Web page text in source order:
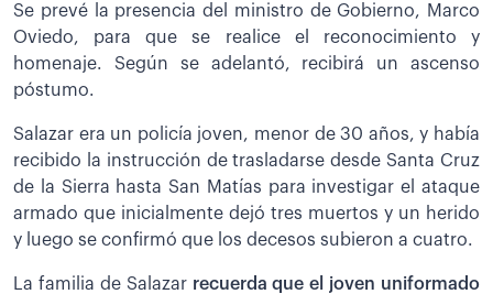
Se prevé la presencia del ministro de Gobierno, Marco
Oviedo, para que se realice el reconocimiento y
homenaje. Según se adelantó, recibirá un ascenso
póstumo.
Salazar era un policía joven, menor de 30 años, y había
recibido la instrucción de trasladarse desde Santa Cruz
de la Sierra hasta San Matías para investigar el ataque
armado que inicialmente dejó tres muertos y un herido
y luego se confirmó que los decesos subieron a cuatro.
La familia de Salazar recuerda que el joven uniformado